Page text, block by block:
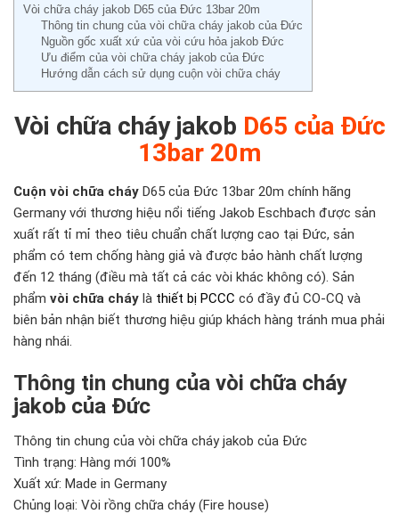
Vòi chữa cháy jakob D65 của Đức 13bar 20m
Thông tin chung của vòi chữa cháy jakob của Đức
Nguồn gốc xuất xứ của vòi cứu hỏa jakob Đức
Ưu điểm của vòi chữa cháy jakob của Đức
Hướng dẫn cách sử dụng cuộn vòi chữa cháy
Vòi chữa cháy jakob D65 của Đức
13bar 20m
Cuộn vòi chữa cháy D65 của Đức 13bar 20m chính hãng
Germany với thương hiệu nổi tiếng Jakob Eschbach được sản
xuất rất tỉ mỉ theo tiêu chuẩn chất lượng cao tại Đức, sản
phẩm có tem chống hàng giả và được bảo hành chất lượng
đến 12 tháng (điều mà tất cả các vòi khác không có). Sản
phẩm vòi chữa cháy là thiết bị PCCC có đầy đủ CO-CQ và
biên bản nhận biết thương hiệu giúp khách hàng tránh mua phải
hàng nhái.
Thông tin chung của vòi chữa cháy
jakob của Đức
Thông tin chung của vòi chữa cháy jakob của Đức
Tình trạng: Hàng mới 100%
Xuất xứ: Made in Germany
Chủng loại: Vòi rồng chữa cháy (Fire house)